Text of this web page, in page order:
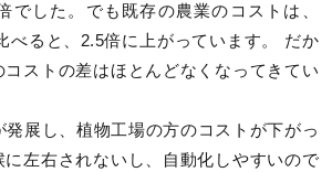
でした。でも既存の農業のコストは、
べると、2.5倍に上がっています。 だか
コストの差はほとんどなくなってきてい
発展し、植物工場の方のコストが下がっ
左右されないし、自動化しやすいので